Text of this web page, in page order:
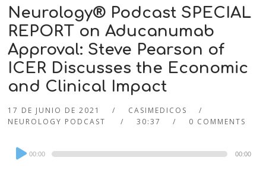
Neurology® Podcast SPECIAL
REPORT on Aducanumab
Approval: Steve Pearson of
ICER Discusses the Economic
and Clinical Impact
17 DE JUNIO DE 2021
CASIMEDICOS
NEUROLOGY PODCAST
30:37 0 COMMENTS
Audio
Player
00:00 00:00